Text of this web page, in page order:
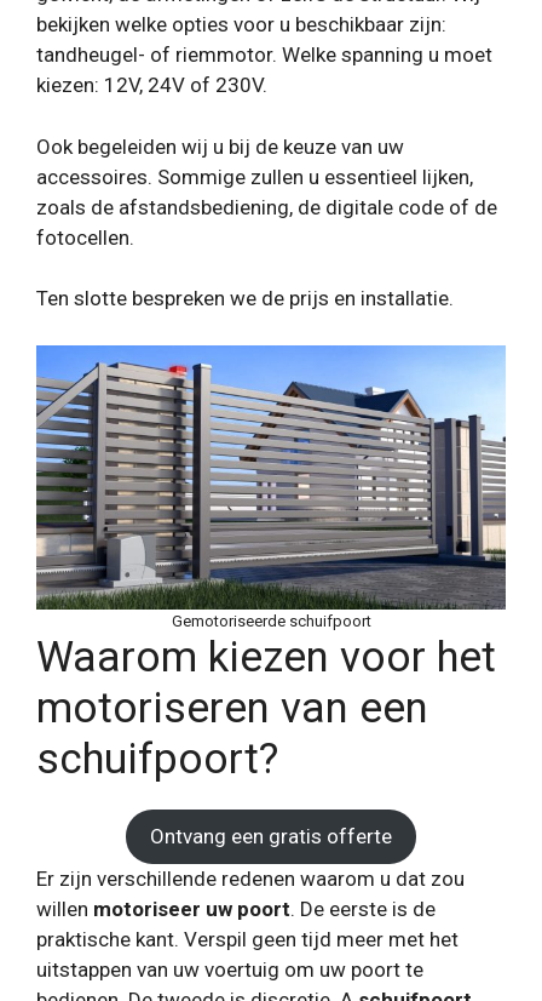
bekijken welke opties voor u beschikbaar zijn:
tandheugel- of riemmotor. Welke spanning u moet
kiezen: 12V, 24V of 230V.
Ook begeleiden wij u bij de keuze van uw
accessoires. Sommige zullen u essentieel lijken,
zoals de afstandsbediening, de digitale code of de
fotocellen.
Ten slotte bespreken we de prijs en installatie.
Gemotoriseerde schuifpoort
Waarom kiezen voor het
motoriseren van een
schuifpoort?
Ontvang een gratis offerte
Er zijn verschillende redenen waarom u dat zou
willen motoriseer uw poort. De eerste is de
praktische kant. Verspil geen tijd meer met het
uitstappen van uw voertuig om uw poort te